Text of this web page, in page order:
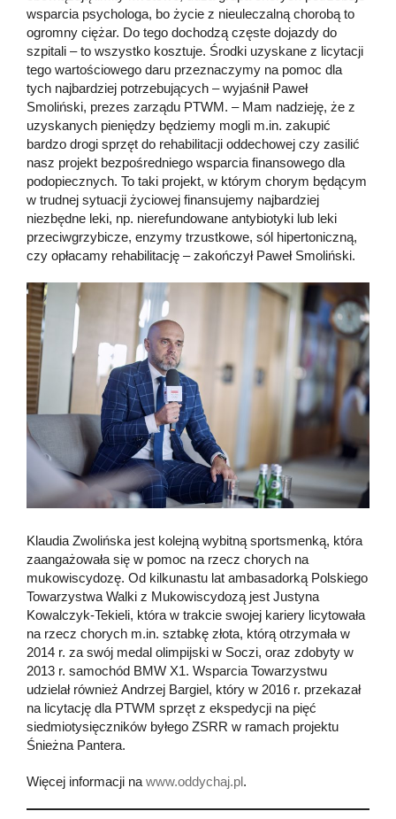
wsparcia psychologa, bo życie z nieuleczalną chorobą to
ogromny ciężar. Do tego dochodzą częste dojazdy do
szpitali – to wszystko kosztuje. Środki uzyskane z licytacji
tego wartościowego daru przeznaczymy na pomoc dla
tych najbardziej potrzebujących – wyjaśnił Paweł
Smoliński, prezes zarządu PTWM. – Mam nadzieję, że z
uzyskanych pieniędzy będziemy mogli m.in. zakupić
bardzo drogi sprzęt do rehabilitacji oddechowej czy zasilić
nasz projekt bezpośredniego wsparcia finansowego dla
podopiecznych. To taki projekt, w którym chorym będącym
w trudnej sytuacji życiowej finansujemy najbardziej
niezbędne leki, np. nierefundowane antybiotyki lub leki
przeciwgrzybicze, enzymy trzustkowe, sól hipertoniczną,
czy opłacamy rehabilitację – zakończył Paweł Smoliński.
Klaudia Zwolińska jest kolejną wybitną sportsmenką, która
zaangażowała się w pomoc na rzecz chorych na
mukowiscydozę. Od kilkunastu lat ambasadorką Polskiego
Towarzystwa Walki z Mukowiscydozą jest Justyna
Kowalczyk-Tekieli, która w trakcie swojej kariery licytowała
na rzecz chorych m.in. sztabkę złota, którą otrzymała w
2014 r. za swój medal olimpijski w Soczi, oraz zdobyty w
2013 r. samochód BMW X1. Wsparcia Towarzystwu
udzielał również Andrzej Bargiel, który w 2016 r. przekazał
na licytację dla PTWM sprzęt z ekspedycji na pięć
siedmiotysięczników byłego ZSRR w ramach projektu
Śnieżna Pantera.
Więcej informacji na www.oddychaj.pl.